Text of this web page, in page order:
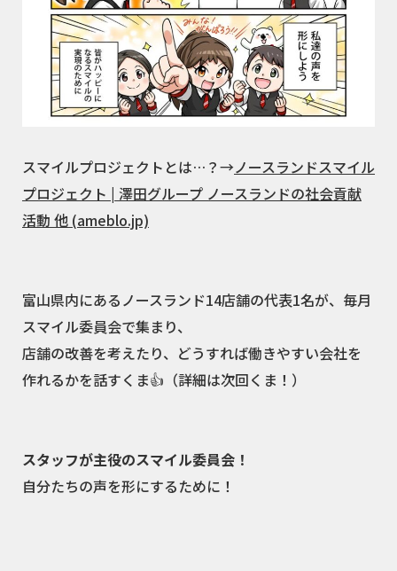
スマイルプロジェクトとは…？→ノースランドスマイル
プロジェクト | 澤田グループ ノースランドの社会貢献
活動 他 (ameblo.jp)
富山県内にあるノースランド14店舗の代表1名が、毎月
スマイル委員会で集まり、
店舗の改善を考えたり、どうすれば働きやすい会社を
作れるかを話すくま👍（詳細は次回くま！）
スタッフが主役のスマイル委員会！
自分たちの声を形にするために！